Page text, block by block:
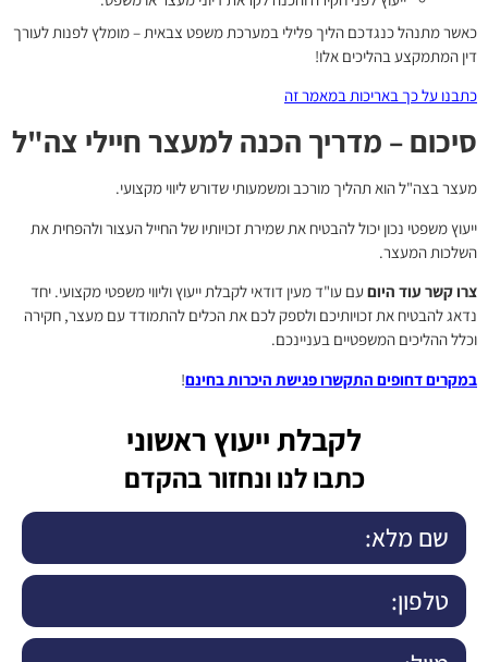
כאשר מתנהל כנגדכם הליך פלילי במערכת משפט צבאית – מומלץ לפנות לעורך
דין המתמקצע בהליכים אלו!
כתבנו על כך באריכות במאמר זה
סיכום – מדריך הכנה למעצר חיילי צה"ל
מעצר בצה"ל הוא תהליך מורכב ומשמעותי שדורש ליווי מקצועי.
ייעוץ משפטי נכון יכול להבטיח את שמירת זכויותיו של החייל העצור ולהפחית את
השלכות המעצר.
צרו קשר עוד היוםעם עו"ד מעין דודאי לקבלת ייעוץ וליווי משפטי מקצועי. יחד
נדאג להבטיח את זכויותיכם ולספק לכם את הכלים להתמודד עם מעצר, חקירה
וכלל ההליכים המשפטיים בעניינכם.
במקרים דחופים התקשרו פגישת היכרות בחינם!
לקבלת ייעוץ ראשוני
כתבו לנו ונחזור בהקדם